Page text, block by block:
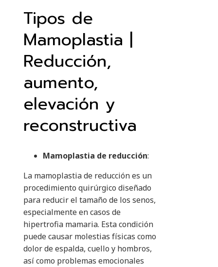
Tipos de
Mamoplastia |
Reducción,
aumento,
elevación y
reconstructiva
Mamoplastia de reducción:
La mamoplastia de reducción es un
procedimiento quirúrgico diseñado
para reducir el tamaño de los senos,
especialmente en casos de
hipertrofia mamaria. Esta condición
puede causar molestias físicas como
dolor de espalda, cuello y hombros,
así como problemas emocionales